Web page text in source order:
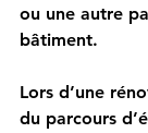
ou une autre
bâtiment.
Lors d’une
du parcours